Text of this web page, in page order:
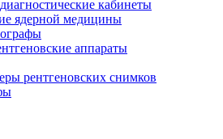
кабинеты
ядерной медицины
аппараты
рентгеновских снимков